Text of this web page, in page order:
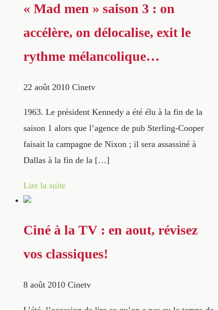
« Mad men » saison 3 : on
accélère, on délocalise, exit le
rythme mélancolique…
22 août 2010 Cinetv
1963. Le président Kennedy a été élu à la fin de la
saison 1 alors que l’agence de pub Sterling-Cooper
faisait la campagne de Nixon ; il sera assassiné à
Dallas à la fin de la […]
Lire la suite
Ciné à la TV : en aout, révisez
vos classiques!
8 août 2010 Cinetv